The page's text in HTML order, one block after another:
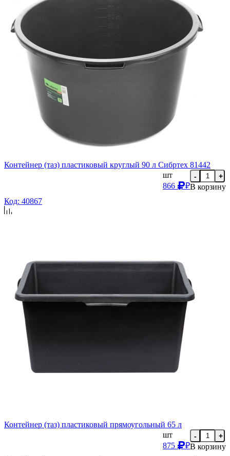
Контейнер (таз) пластиковый круглый 90 л Сибртех 81442
шт
866
₽
- +
В корзину
Код: 40867
Контейнер (таз) пластиковый прямоугольный 65 л
шт
875
₽
- +
В корзину